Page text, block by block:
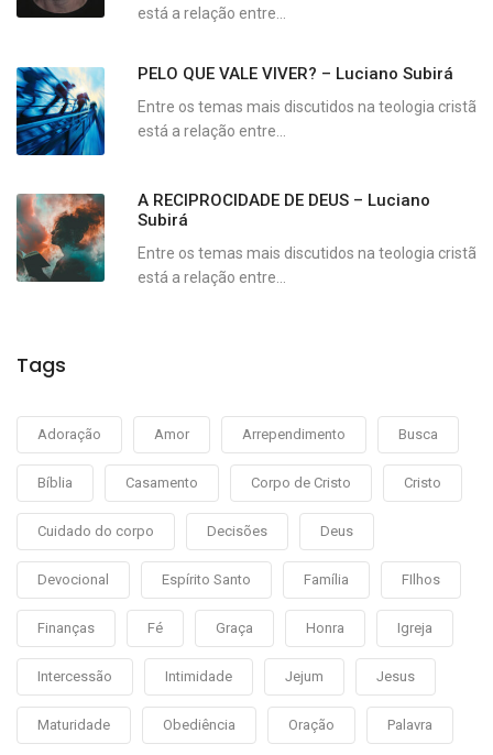
está a relação entre...
PELO QUE VALE VIVER? – Luciano Subirá
Entre os temas mais discutidos na teologia cristã
está a relação entre...
A RECIPROCIDADE DE DEUS – Luciano
Subirá
Entre os temas mais discutidos na teologia cristã
está a relação entre...
Tags
Adoração Amor Arrependimento Busca
Bíblia Casamento Corpo de Cristo Cristo
Cuidado do corpo Decisões Deus
Devocional Espírito Santo Família FIlhos
Finanças Fé Graça Honra Igreja
Intercessão Intimidade Jejum Jesus
Maturidade Obediência Oração Palavra